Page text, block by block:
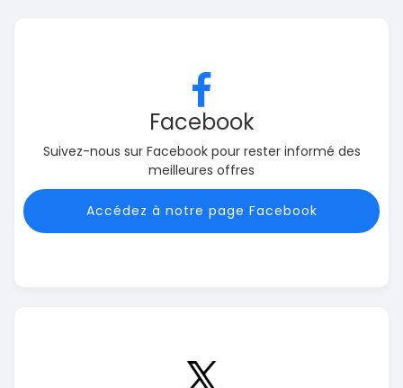
Facebook
Suivez-nous sur Facebook pour rester informé des
meilleures offres
Accédez à notre page Facebook